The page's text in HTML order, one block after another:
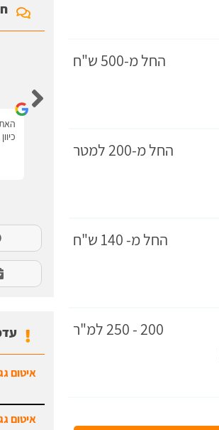
החל מ-500 ש"ח
החל מ-200 למטר
החל מ- 140 ש"ח
200 - 250 למ"ר
איטום
איטום